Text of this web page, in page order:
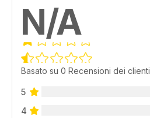
N/A
Basato su 0 Recensioni dei clienti
5
4